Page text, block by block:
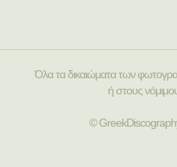
Όλα τα δικαιώματα των
ή στους
©